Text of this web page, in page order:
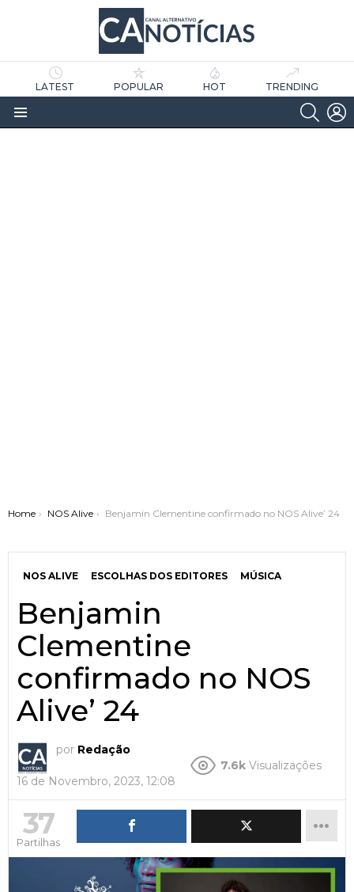
LATEST POPULAR HOT TRENDING
Menu
You are here:
Home NOS Alive Benjamin Clementine confirmado no NOS Alive’ 24
NOS ALIVE ESCOLHAS DOS EDITORES MÚSICA
Benjamin
Clementine
confirmado no NOS
Alive’ 24
por Redação
16 de Novembro, 2023, 12:08
7.6k Visualizações
37
Partilhas